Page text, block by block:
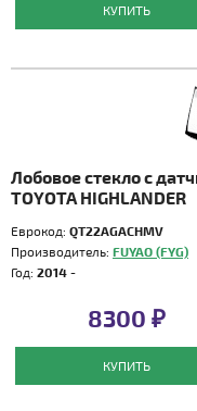
КУПИТЬ
Лобовое стекло с
TOYOTA HIGHLANDER
Еврокод: QT22AGACHMV
Производитель: FUYAO (FYG)
Год: 2014 -
8300 ₽
КУПИТЬ